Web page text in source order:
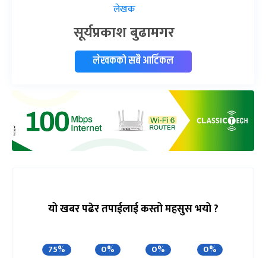
लेखक
सूर्यप्रकाश बुढामगर
लेखकको सबै आर्टिकल
यो खबर पढेर तपाईलाई कस्तो महसुस भयो ?
75% 0% 0% 0%